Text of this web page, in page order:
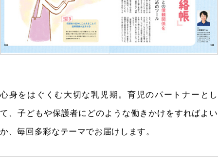
心身をはぐくむ大切な乳児期。育児のパートナーとし
て、子どもや保護者にどのような働きかけをすればよい
か、毎回多彩なテーマでお届けします。